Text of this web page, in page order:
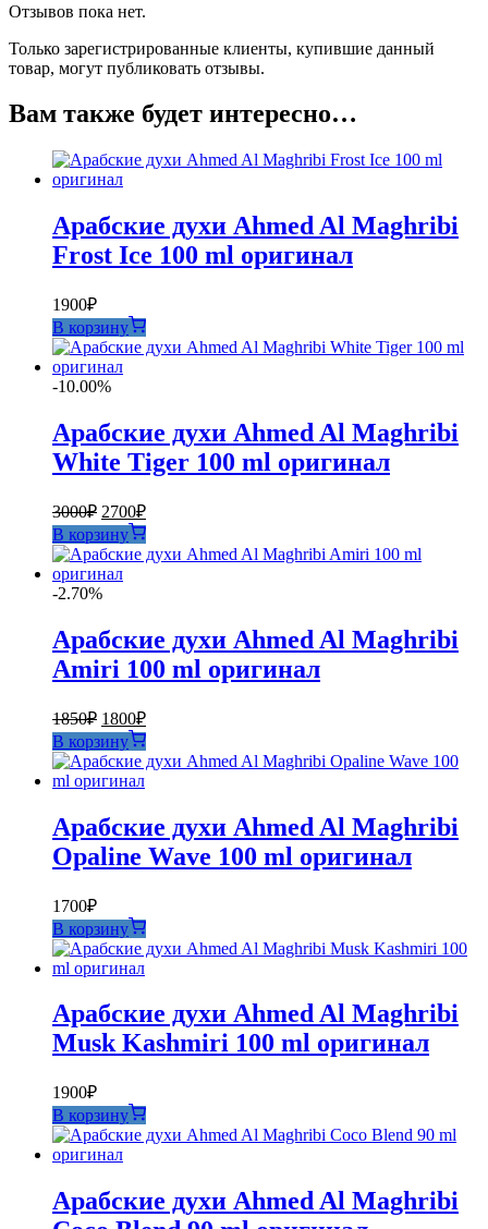
Отзывов пока нет.
Только зарегистрированные клиенты, купившие данный
товар, могут публиковать отзывы.
Вам также будет интересно…
Арабские духи Ahmed Al Maghribi
Frost Ice 100 ml оригинал
1900₽
В корзину
-10.00%
Арабские духи Ahmed Al Maghribi
White Tiger 100 ml оригинал
3000₽ Первоначальная
цена
составляла
3000₽.
2700₽Текущая
цена:
2700₽.
В корзину
-2.70%
Арабские духи Ahmed Al Maghribi
Amiri 100 ml оригинал
1850₽ Первоначальная
цена
составляла
1850₽.
1800₽Текущая
цена:
1800₽.
В корзину
Арабские духи Ahmed Al Maghribi
Opaline Wave 100 ml оригинал
1700₽
В корзину
Арабские духи Ahmed Al Maghribi
Musk Kashmiri 100 ml оригинал
1900₽
В корзину
Арабские духи Ahmed Al Maghribi